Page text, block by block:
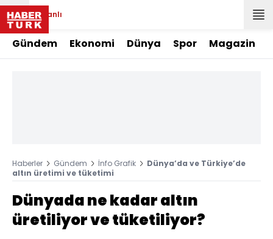
Canlı
Gündem Ekonomi Dünya Spor Magazin
Haberler Gündem İnfo Grafik
Dünya’da ve Türkiye’de
altın üretimi ve tüketimi
Dünyada ne kadar altın
üretiliyor ve tüketiliyor?